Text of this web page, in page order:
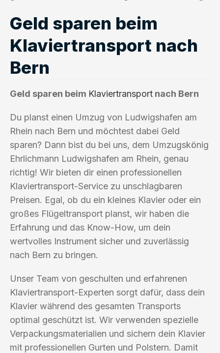
Geld sparen beim
Klaviertransport nach
Bern
Geld sparen beim Klaviertransport nach Bern
Du planst einen Umzug von Ludwigshafen am
Rhein nach Bern und möchtest dabei Geld
sparen? Dann bist du bei uns, dem Umzugskönig
Ehrlichmann Ludwigshafen am Rhein, genau
richtig! Wir bieten dir einen professionellen
Klaviertransport-Service zu unschlagbaren
Preisen. Egal, ob du ein kleines Klavier oder ein
großes Flügeltransport planst, wir haben die
Erfahrung und das Know-How, um dein
wertvolles Instrument sicher und zuverlässig
nach Bern zu bringen.
Unser Team von geschulten und erfahrenen
Klaviertransport-Experten sorgt dafür, dass dein
Klavier während des gesamten Transports
optimal geschützt ist. Wir verwenden spezielle
Verpackungsmaterialien und sichern dein Klavier
mit professionellen Gurten und Polstern. Damit